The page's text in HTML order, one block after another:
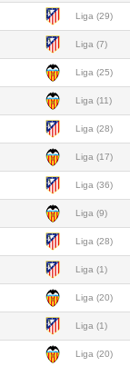
Liga (29)
Liga (7)
Liga (25)
Liga (11)
Liga (28)
Liga (17)
Liga (36)
Liga (9)
Liga (28)
Liga (1)
Liga (20)
Liga (1)
Liga (20)